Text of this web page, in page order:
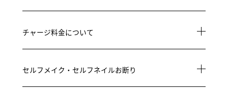
チャージ料金について
セルフメイク・セルフネイルお断り